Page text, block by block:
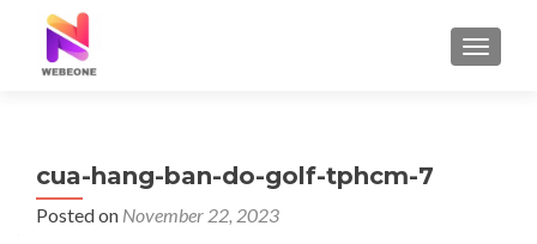
cua-hang-ban-do-golf-tphcm-7
Posted on November 22, 2023